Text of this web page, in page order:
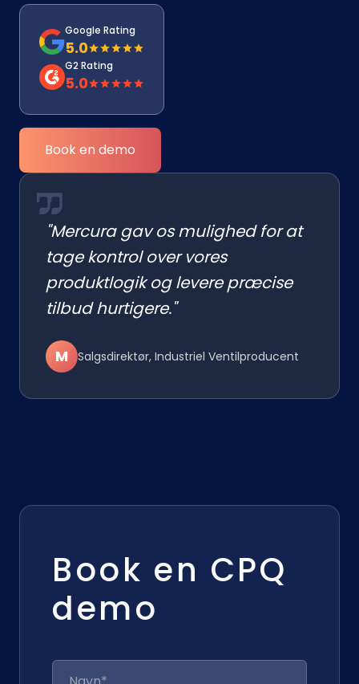
Google Rating
5.0
G2 Rating
5.0
Book en demo
"Mercura gav os mulighed for at
tage kontrol over vores
produktlogik og levere præcise
tilbud hurtigere."
M Salgsdirektør, Industriel Ventilproducent
Book en CPQ
demo